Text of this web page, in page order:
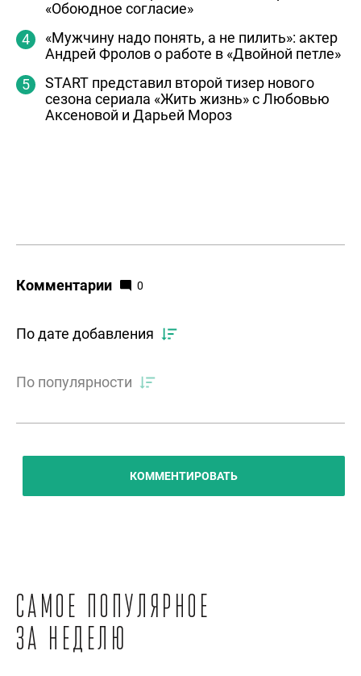
«Обоюдное согласие»
«Мужчину надо понять, а не пилить»: актер
Андрей Фролов о работе в «Двойной петле»
START представил второй тизер нового
сезона сериала «Жить жизнь» с Любовью
Аксеновой и Дарьей Мороз
Комментарии 0
По дате добавления
По популярности
КОММЕНТИРОВАТЬ
Самое популярное
за неделю